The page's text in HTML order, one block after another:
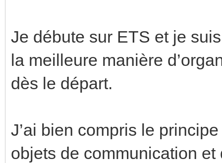
Je débute sur ETS et je
la meilleure manière
dès le départ.
J’ai bien compris le
objets de communication